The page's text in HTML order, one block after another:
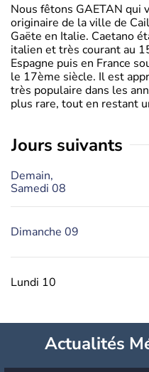
Nous fêtons GAETAN qui
originaire de la ville de
Gaëte en Italie. Caetano
italien et très courant au
Espagne puis en France
le 17ème siècle. Il est
très populaire dans les
plus rare, tout en restant
jours suivants
Demain,
Samedi 08
Dimanche 09
Lundi 10
Actualités